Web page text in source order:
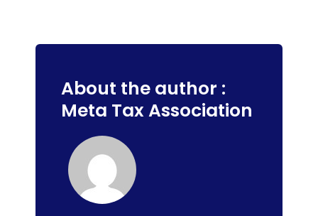
About the author :
Meta Tax Association